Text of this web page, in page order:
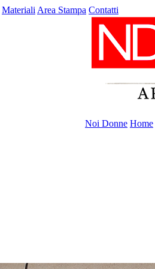
Materiali Area Stampa Contatti
Noi Donne Home